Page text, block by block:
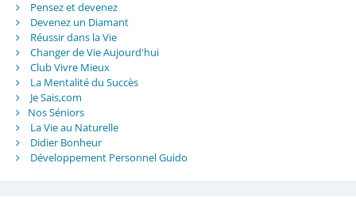
Pensez et devenez
Devenez un Diamant
Réussir dans la Vie
Changer de Vie Aujourd'hui
Club Vivre Mieux
La Mentalité du Succès
Je Sais,com
Nos Séniors
La Vie au Naturelle
Didier Bonheur
Développement Personnel Guido